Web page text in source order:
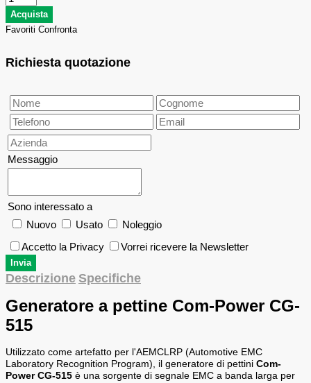
Favoriti Confronta
Richiesta quotazione
Messaggio
Sono interessato a
Nuovo
Usato
Noleggio
Accetto la Privacy
Vorrei ricevere la Newsletter
Descrizione Specifiche
Generatore a pettine Com-Power CG-
515
Utilizzato come artefatto per l'AEMCLRP (Automotive EMC
Laboratory Recognition Program), il generatore di pettini Com-
Power CG-515 è una sorgente di segnale EMC a banda larga per